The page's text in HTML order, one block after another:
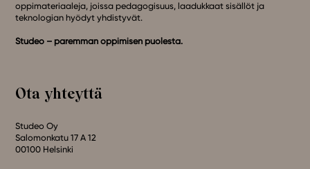
oppimateriaaleja, joissa pedagogisuus, laadukkaat sisällöt ja
teknologian hyödyt yhdistyvät.
Studeo – paremman oppimisen puolesta.
Ota yhteyttä
Studeo Oy
Salomonkatu 17 A 12
00100 Helsinki